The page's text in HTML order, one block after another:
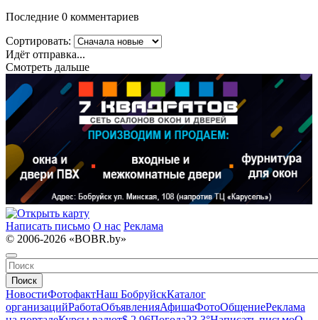
Последние 0 комментариев
Сортировать:
Идёт отправка...
Смотреть дальше
Написать письмо О нас Реклама
© 2006-2026 «BOBR.by»
Поиск
НовостиФотофактНаш БобруйскКаталог
организацийРаботаОбъявленияАфишаФотоОбщениеРеклама